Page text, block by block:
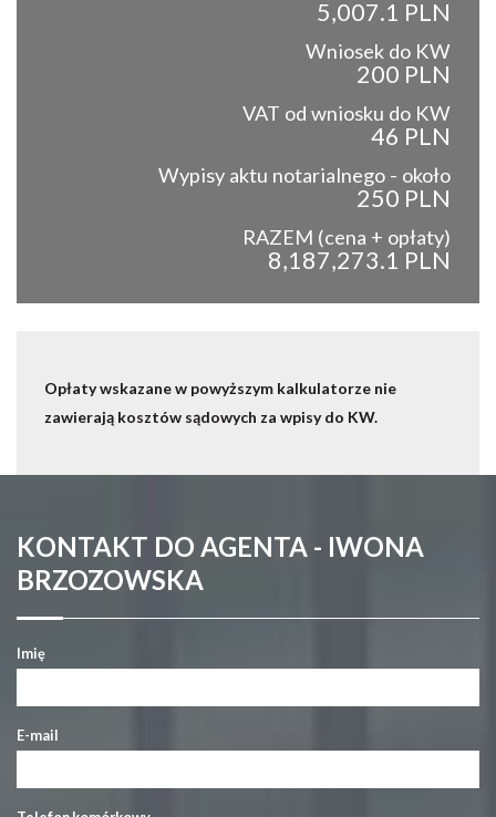
5,007.1 PLN
Wniosek do KW
200 PLN
VAT od wniosku do KW
46 PLN
Wypisy aktu notarialnego - około
250 PLN
RAZEM (cena + opłaty)
8,187,273.1 PLN
Opłaty wskazane w powyższym kalkulatorze nie
zawierają kosztów sądowych za wpisy do KW.
KONTAKT DO AGENTA - IWONA
BRZOZOWSKA
Imię
E-mail